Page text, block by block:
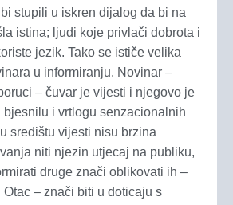
stupili u iskren dijalog da bi na
istina; ljudi koje privlači dobrota i
jezik. Tako se ističe velika
u informiranju. Novinar –
– čuvar je vijesti i njegovo je
bjesnilu i vrtlogu senzacionalnih
središtu vijesti nisu brzina
niti njezin utjecaj na publiku,
druge znači oblikovati ih –
– znači biti u doticaju s